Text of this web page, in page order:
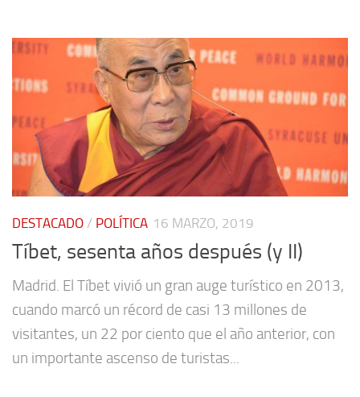
DESTACADO / POLÍTICA 16 MARZO, 2019
Tíbet, sesenta años después (y II)
Madrid. El Tíbet vivió un gran auge turístico en 2013,
cuando marcó un récord de casi 13 millones de
visitantes, un 22 por ciento que el año anterior, con
un importante ascenso de turistas...